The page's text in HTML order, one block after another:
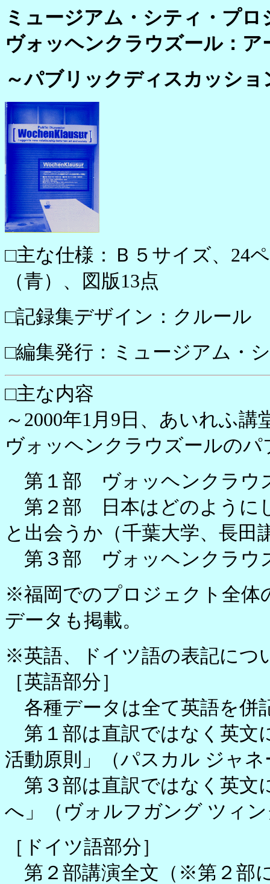
ミュージアム・シティ・プロ
ヴォッヘンクラウズール：
～パブリックディスカッショ
□主な仕様：Ｂ５サイズ、24
（青）、図版13点
□記録集デザイン：クルール
□編集発行：ミュージアム・
□主な内容
～2000年1月9日、あいれふ
ヴォッヘンクラウズールの
第１部 ヴォッヘンクラウ
第２部 日本はどのように
と出会うか（千葉大学、長田
第３部 ヴォッヘンクラウ
※福岡でのプロジェクト全体
データも掲載。
※英語、ドイツ語の表記につ
［英語部分］
各種データは全て英語を併
第１部は直訳ではなく英文
活動原則」（パスカル ジャ
第３部は直訳ではなく英文
へ」（ヴォルフガング ツィ
［ドイツ語部分］
第２部講演全文（※第２部